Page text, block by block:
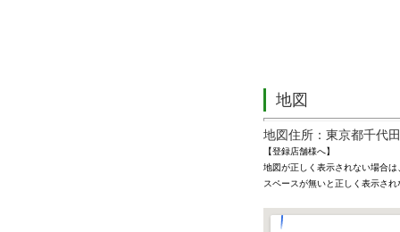
地図
地図住所：東京都千代
【登録店舗様へ】
地図が正しく表示されない場合
スペースが無いと正しく表示さ